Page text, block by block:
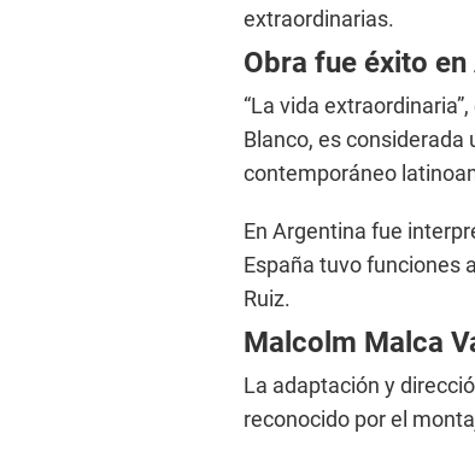
extraordinarias.
Obra fue éxito
“La vida
Blanco, es
contemporáneo
En Argentina fue
España tuvo funciones
Ruiz.
Malcolm Malca
La adaptación y
reconocido por el